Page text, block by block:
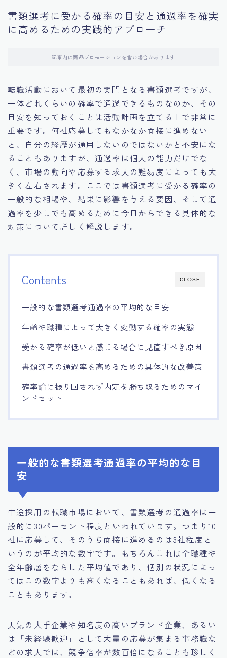
11.キャリアアップを目指す人の応募書類
14.デジタル化やAIの進化がもたらす影響
書類選考に受かる確率の目安と通過率を確実
に高めるための実践的アプローチ
記事内に商品プロモーションを含む場合があります
転職活動において最初の関門となる書類選考ですが、
一体どれくらいの確率で通過できるものなのか、その
目安を知っておくことは活動計画を立てる上で非常に
重要です。何社応募してもなかなか面接に進めない
と、自分の経歴が通用しないのではないかと不安にな
ることもありますが、通過率は個人の能力だけでな
く、市場の動向や応募する求人の難易度によっても大
きく左右されます。ここでは書類選考に受かる確率の
一般的な相場や、結果に影響を与える要因、そして通
過率を少しでも高めるために今日からできる具体的な
対策について詳しく解説します。
CLOSE
Contents
一般的な書類選考通過率の平均的な目安
年齢や職種によって大きく変動する確率の実態
受かる確率が低いと感じる場合に見直すべき原因
書類選考の通過率を高めるための具体的な改善策
確率論に振り回されず内定を勝ち取るためのマイ
ンドセット
一般的な書類選考通過率の平均的な目
安
中途採用の転職市場において、書類選考の通過率は一
般的に30パーセント程度といわれています。つまり10
社に応募して、そのうち面接に進めるのは3社程度と
いうのが平均的な数字です。もちろんこれは全職種や
全年齢層をならした平均値であり、個別の状況によっ
てはこの数字よりも高くなることもあれば、低くなる
こともあります。
人気の大手企業や知名度の高いブランド企業、あるい
は「未経験歓迎」として大量の応募が集まる事務職な
どの求人では、競争倍率が数百倍になることも珍しく